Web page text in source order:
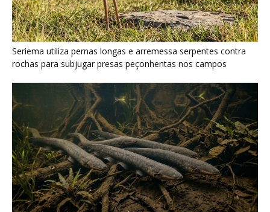
Poraquê sincroniza descargas elétricas em grupo para
amplificar campo elétrico e atordoar cardumes de peixes
maiores na Amazônia